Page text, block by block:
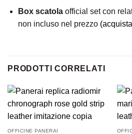
Box scatolaofficial set con
non incluso nel prezzo
PRODOTTI CORRELATI
OFFICINE PANERAI